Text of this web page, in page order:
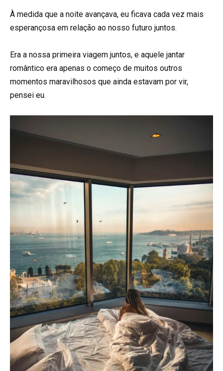
À medida que a noite avançava, eu ficava cada vez mais
esperançosa em relação ao nosso futuro juntos.
Era a nossa primeira viagem juntos, e aquele jantar
romântico era apenas o começo de muitos outros
momentos maravilhosos que ainda estavam por vir,
pensei eu.